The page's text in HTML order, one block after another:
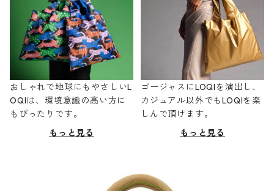
おしゃれで地球にもやさしいL
OQIは、環境意識の高い方に
もぴったりです。
もっと見る
ゴージャスにLOQIを演出し、
カジュアル以外でもLOQIを楽
しんで頂けます。
もっと見る